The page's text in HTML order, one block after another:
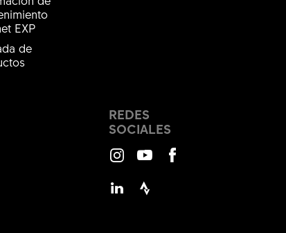
EXP
de
REDES
SOCIALES